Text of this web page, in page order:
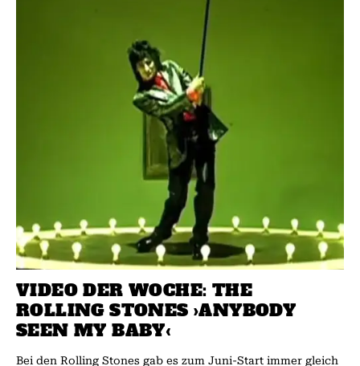
VIDEO DER WOCHE: THE
ROLLING STONES ›ANYBODY
SEEN MY BABY‹
Bei den Rolling Stones gab es zum Juni-Start immer gleich